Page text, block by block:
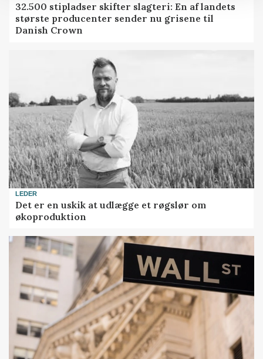
32.500 stipladser skifter slagteri: En af landets
største producenter sender nu grisene til
Danish Crown
LEDER
Det er en uskik at udlægge et røgslør om
økoproduktion